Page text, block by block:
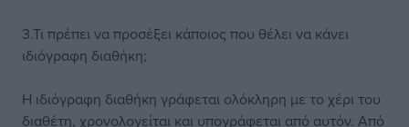
3.Τι πρέπει να προσέξει κάποιος που θέλει να κάνει
ιδιόγραφη διαθήκη;
Η ιδιόγραφη διαθήκη γράφεται ολόκληρη με το χέρι του
διαθέτη, χρονολογείται και υπογράφεται από αυτόν. Από